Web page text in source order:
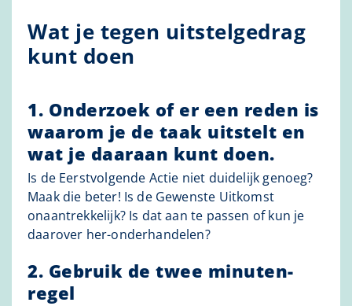
Wat je tegen uitstelgedrag
kunt doen
1. Onderzoek of er een reden is
waarom je de taak uitstelt en
wat je daaraan kunt doen.
Is de Eerstvolgende Actie niet duidelijk genoeg?
Maak die beter! Is de Gewenste Uitkomst
onaantrekkelijk? Is dat aan te passen of kun je
daarover her-onderhandelen?
2. Gebruik de twee minuten-
regel